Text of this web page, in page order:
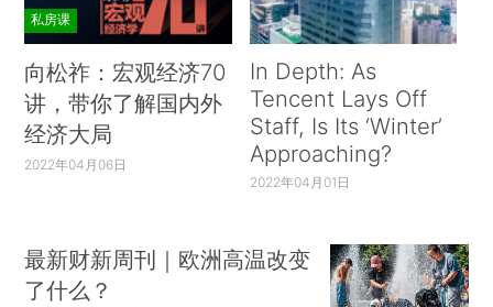
私房课
向松祚：宏观经济70
讲，带你了解国内外
经济大局
2022年04月06日
In Depth: As
Tencent Lays Off
Staff, Is Its ‘Winter’
Approaching?
2022年04月01日
最新财新周刊｜欧洲高温改变
了什么？